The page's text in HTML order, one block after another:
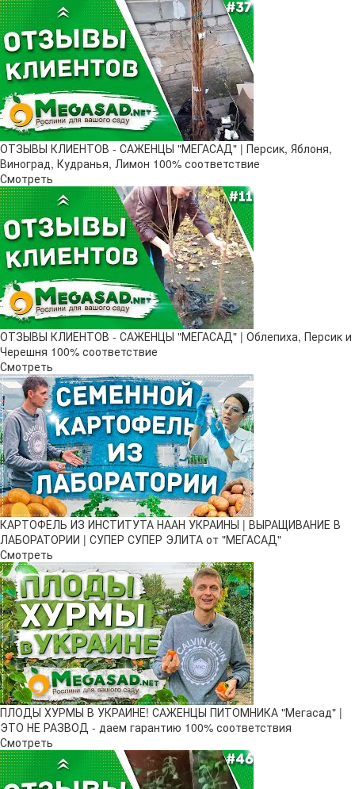
ОТЗЫВЫ КЛИЕНТОВ - САЖЕНЦЫ "МЕГАСАД" | Персик, Яблоня,
Виноград, Кудранья, Лимон 100% соответствие
Смотреть
ОТЗЫВЫ КЛИЕНТОВ - САЖЕНЦЫ "МЕГАСАД" | Облепиха, Персик и
Черешня 100% соответствие
Смотреть
КАРТОФЕЛЬ ИЗ ИНСТИТУТА НААН УКРАИНЫ | ВЫРАЩИВАНИЕ В
ЛАБОРАТОРИИ | СУПЕР СУПЕР ЭЛИТА от "МЕГАСАД"
Смотреть
ПЛОДЫ ХУРМЫ В УКРАИНЕ! САЖЕНЦЫ ПИТОМНИКА "Мегасад" |
ЭТО НЕ РАЗВОД - даем гарантию 100% соответствия
Смотреть